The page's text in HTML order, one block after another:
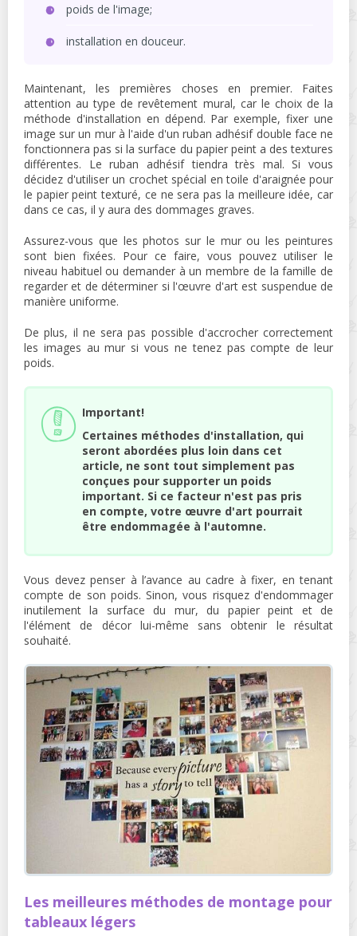
poids de l'image;
installation en douceur.
Maintenant, les premières choses en premier. Faites
attention au type de revêtement mural, car le choix de la
méthode d'installation en dépend. Par exemple, fixer une
image sur un mur à l'aide d'un ruban adhésif double face ne
fonctionnera pas si la surface du papier peint a des textures
différentes. Le ruban adhésif tiendra très mal. Si vous
décidez d'utiliser un crochet spécial en toile d'araignée pour
le papier peint texturé, ce ne sera pas la meilleure idée, car
dans ce cas, il y aura des dommages graves.
Assurez-vous que les photos sur le mur ou les peintures
sont bien fixées. Pour ce faire, vous pouvez utiliser le
niveau habituel ou demander à un membre de la famille de
regarder et de déterminer si l'œuvre d'art est suspendue de
manière uniforme.
De plus, il ne sera pas possible d'accrocher correctement
les images au mur si vous ne tenez pas compte de leur
poids.
Important!
Certaines méthodes d'installation, qui
seront abordées plus loin dans cet
article, ne sont tout simplement pas
conçues pour supporter un poids
important. Si ce facteur n'est pas pris
en compte, votre œuvre d'art pourrait
être endommagée à l'automne.
Vous devez penser à l’avance au cadre à fixer, en tenant
compte de son poids. Sinon, vous risquez d'endommager
inutilement la surface du mur, du papier peint et de
l'élément de décor lui-même sans obtenir le résultat
souhaité.
Les meilleures méthodes de montage pour
tableaux légers